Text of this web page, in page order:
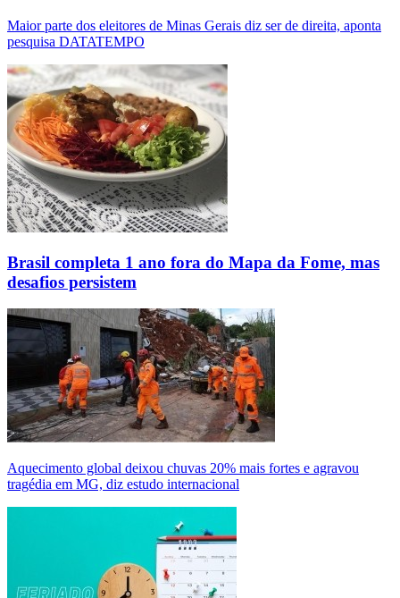
Maior parte dos eleitores de Minas Gerais diz ser de direita, aponta
pesquisa DATATEMPO
Brasil completa 1 ano fora do Mapa da Fome, mas
desafios persistem
Aquecimento global deixou chuvas 20% mais fortes e agravou
tragédia em MG, diz estudo internacional